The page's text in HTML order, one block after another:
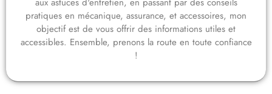
pratiques en mécanique, assurance, et accessoires, mon
objectif est de vous offrir des informations utiles et
accessibles. Ensemble, prenons la route en toute confiance
!